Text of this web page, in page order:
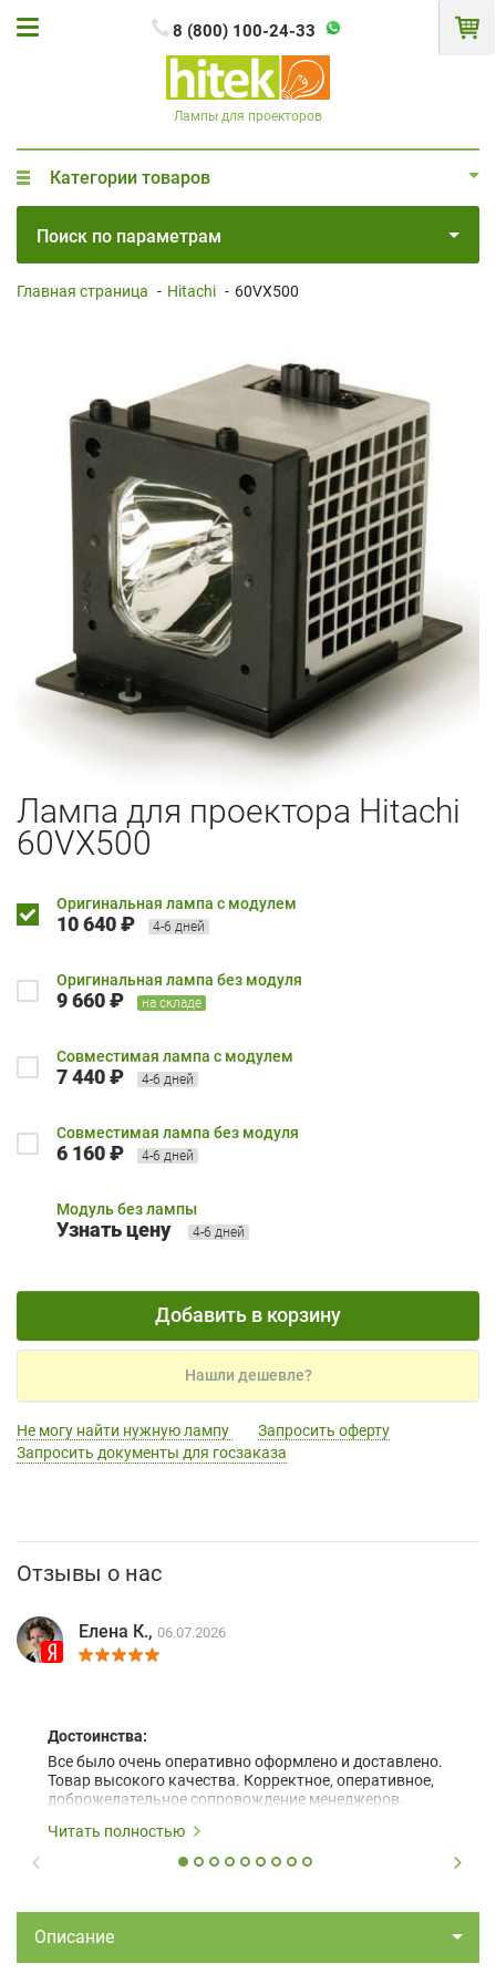
8 (800) 100-24-33
Лампы для проекторов
Категории товаров
Поиск по параметрам
Главная страница - Hitachi - 60VX500
Лампа для проектора Hitachi
60VX500
Оригинальная лампа с модулем
10 640 ₽ 4-6 дней
Оригинальная лампа без модуля
9 660 ₽ на складе
Совместимая лампа с модулем
7 440 ₽ 4-6 дней
Совместимая лампа без модуля
6 160 ₽ 4-6 дней
Модуль без лампы
Узнать цену 4-6 дней
Добавить в корзину
Нашли дешевле?
Не могу найти нужную лампу
Запросить оферту
Запросить документы для госзаказа
Отзывы о нас
Елена К., 06.07.2026
Достоинства:
Все было очень оперативно оформлено и доставлено.
Товар высокого качества. Корректное, оперативное,
доброжелательное сопровождение менеджеров.
Читать полностью
Описание